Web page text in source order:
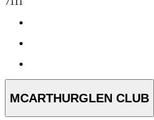
MCARTHURGLEN CLUB